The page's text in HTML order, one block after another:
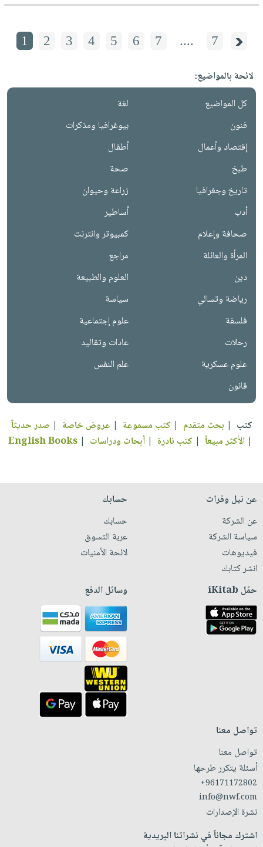
1 2 3 4 5 6 7 .... 7
لائحة بالمواضيع:
كل المواضيع
لغة
فنون
بيوغرافيا ومذكرات
إقتصاد وأعمال
أطفال
طبخ
صحة
تاريخ وجغرافيا
زراعة وحيوان
أدب
أساطير
صحافة وإعلام
كمبيوتر وانترنت
المرأة والعائلة
مراجع
دين
العلوم والطبيعة
رياضة وتسالي
سياسة
فلسفة
علوم إجتماعية
رحلات
عادات وتقاليد
علوم عسكرية
علم النفس
قانون
كتب | بحث متقدم | كتب مسموعة | عروض خاصة | صدر حديثاً
| الأكثر مبيعاً | كتب نادرة | أبحاث ودراسات |
English Books
عن نيل وفرات
عن الشركة
سياسة الشركة
فيديوهات
انشر كتابك
حسابك
حسابك
عربة التسوق
لائحة الأمنيات
حمّل iKitab وسائل الدفع
تواصل معنا
تواصل معنا
أسئلة يتكرر طرحها
+96171172802
info@nwf.com
نشرة الإصدارات
اشترك مجاناً في نشراتنا البريدية